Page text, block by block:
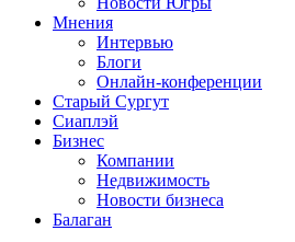
Мнения
Интервью
Блоги
Онлайн-конференции
Старый Сургут
Сиаплэй
Бизнес
Компании
Недвижимость
Новости бизнеса
Балаган